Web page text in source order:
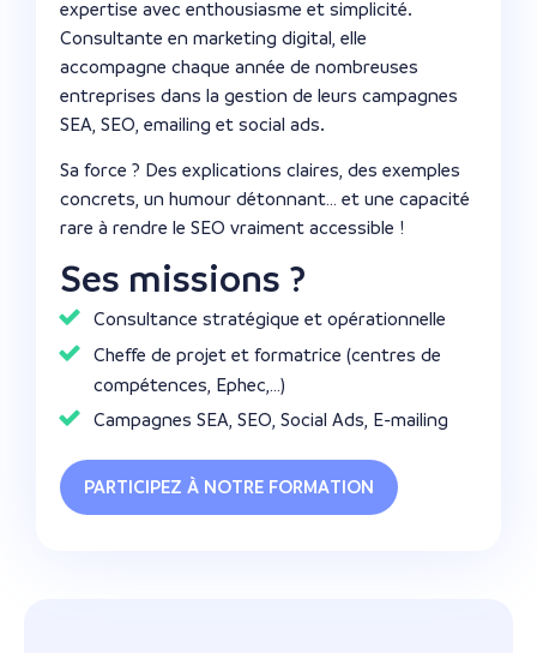
expertise avec enthousiasme et simplicité.
Consultante en marketing digital, elle
accompagne chaque année de nombreuses
entreprises dans la gestion de leurs campagnes
SEA, SEO, emailing et social ads.
Sa force ? Des explications claires, des exemples
concrets, un humour détonnant… et une capacité
rare à rendre le SEO vraiment accessible !
Ses missions ?
Consultance stratégique et opérationnelle
Cheffe de projet et formatrice (centres de
compétences, Ephec,…)
Campagnes SEA, SEO, Social Ads, E-mailing
PARTICIPEZ À NOTRE FORMATION